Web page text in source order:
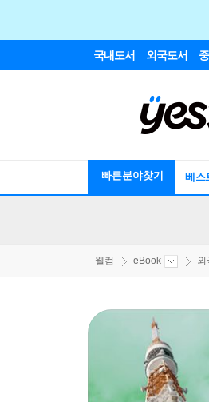
국내도서 외국도서
빠른분야찾기 베스
웰컴 eBook 외